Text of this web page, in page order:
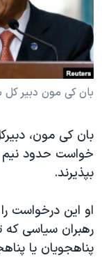
فرهنگ و زندگی
حقوق شهروندی
اقتصادی
علم و فناوری
گالری عکس
آرشیو پخش زنده
مستندها
انتخابات ریاست
حمله جمهوری
رمز مهسا
اعتراضات زن،
مجموعه مستندهای
دادگاه حمید نوری
چهل سال
دنبال کنید
بان کی مون دبیر
بان کی مون،
خواست حدود نیم
بپذیرند.
او این درخواست
رهبران سیاسی که
پناهجویان یا